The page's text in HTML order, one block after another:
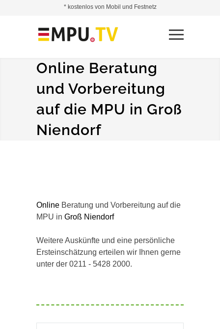
Online Beratung
und Vorbereitung
auf die MPU in Groß
Niendorf
Online Beratung und Vorbereitung auf die
MPU in Groß Niendorf
Weitere Auskünfte und eine persönliche
Ersteinschätzung erteilen wir Ihnen gerne
unter der 0211 - 5428 2000.
* kostenlos von Mobil und Festnetz